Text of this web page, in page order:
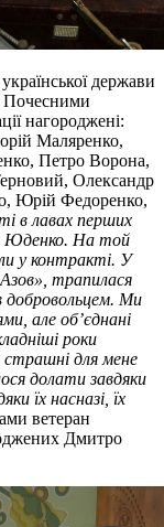
держави
Почесними
нагороджені:
Маляренко,
Петро Ворона,
Олександр
Юрій Федоренко,
в лавах перших
Юденко. На той
у контракті. У
трапилася
добровольцем. Ми
але об’єднані
роки
страшні для мене
долати завдяки
їх насназі, їх
ветеран
Дмитро